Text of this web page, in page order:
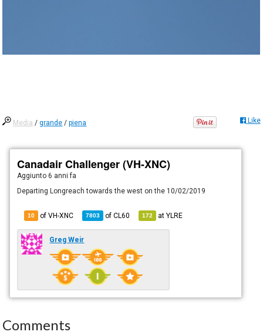
Media /grande /piena Like
Canadair Challenger (VH-XNC)
Aggiunto6 anni fa
Departing Longreach towards the west on the 10/02/2019
10 of VH-XNC 7803 ofCL60 172 atYLRE
Greg Weir
Comments